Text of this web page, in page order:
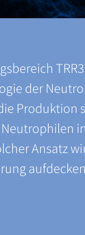
der
Produktion
Ansatz